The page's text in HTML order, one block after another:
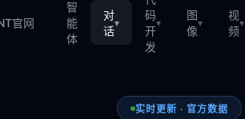
官网
智
能
体
对
话
▾
码
开
发
▾
图
像
▾
视
频
▾
实时更新 · 官方数据